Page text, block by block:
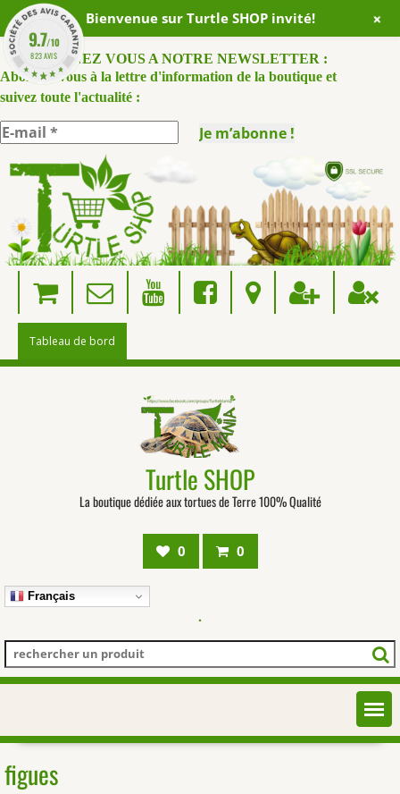
ABONNEZ VOUS A NOTRE NEWSLETTER :
Abonnez-vous à la lettre d'information de la boutique et
suivez toute l'actualité :
Skip
to
content
Tableau de bord
Turtle SHOP
La boutique dédiée aux tortues de Terre 100% Qualité
0 0
Français
.
figues
Bienvenue sur Turtle SHOP invité! +
9.7/10
823 AVIS